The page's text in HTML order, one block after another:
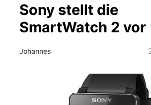
Sony stellt die
SmartWatch 2 vor
Johannes